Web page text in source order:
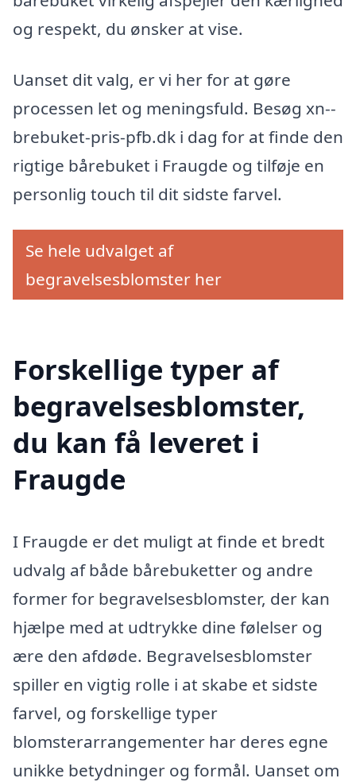
og respekt, du ønsker at vise.
Uanset dit valg, er vi her for at gøre
processen let og meningsfuld. Besøg xn--
brebuket-pris-pfb.dk i dag for at finde den
rigtige bårebuket i Fraugde og tilføje en
personlig touch til dit sidste farvel.
Se hele udvalget af
begravelsesblomster her
Forskellige typer af
begravelsesblomster,
du kan få leveret i
Fraugde
I Fraugde er det muligt at finde et bredt
udvalg af både bårebuketter og andre
former for begravelsesblomster, der kan
hjælpe med at udtrykke dine følelser og
ære den afdøde. Begravelsesblomster
spiller en vigtig rolle i at skabe et sidste
farvel, og forskellige typer
blomsterarrangementer har deres egne
unikke betydninger og formål. Uanset om